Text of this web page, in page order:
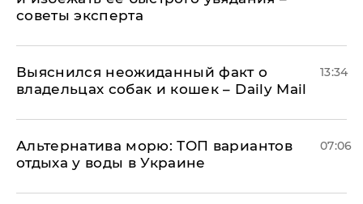
советы эксперта
Выяснился неожиданный факт о
владельцах собак и кошек – Daily Mail
13:34
Альтернатива морю: ТОП вариантов
отдыха у воды в Украине
07:06